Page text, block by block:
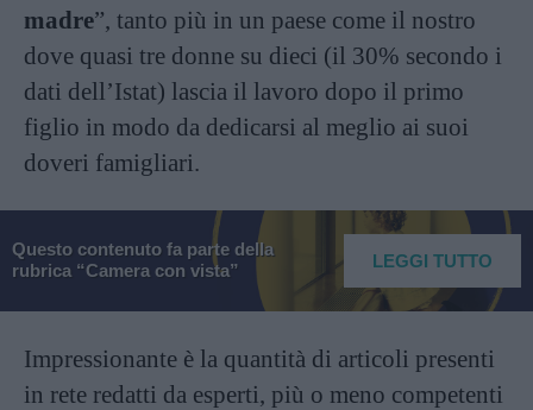
madre”, tanto più in un paese come il nostro
dove quasi tre donne su dieci (il 30% secondo i
dati dell’Istat) lascia il lavoro dopo il primo
figlio in modo da dedicarsi al meglio ai suoi
doveri famigliari.
Questo contenuto fa parte della
rubrica “Camera con vista”
LEGGI TUTTO
Impressionante è la quantità di articoli presenti
in rete redatti da esperti, più o meno competenti